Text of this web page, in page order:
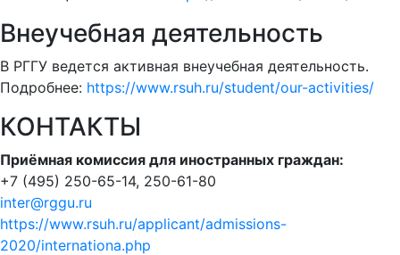
Внеучебная деятельность
В РГГУ ведется активная внеучебная деятельность.
Подробнее: https://www.rsuh.ru/student/our-activities/
КОНТАКТЫ
Приёмная комиссия для иностранных граждан:
+7 (495) 250-65-14, 250-61-80
inter@rggu.ru
https://www.rsuh.ru/applicant/admissions-
2020/internationa.php